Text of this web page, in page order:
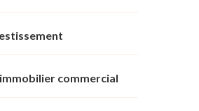
commercial